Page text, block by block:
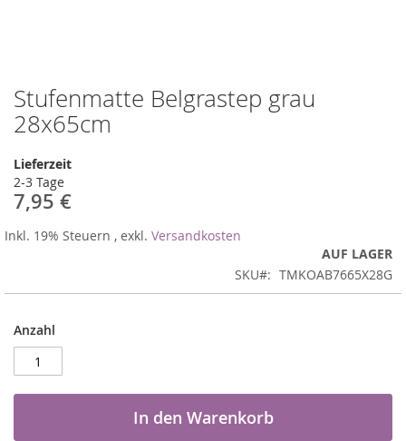
Stufenmatte Belgrastep grau
28x65cm
Lieferzeit
2-3 Tage
7,95 €
Inkl. 19% Steuern , exkl. Versandkosten
AUF LAGER
SKU
TMKOAB7665X28G
Anzahl
In den Warenkorb
Zum
Anfang
der
springen